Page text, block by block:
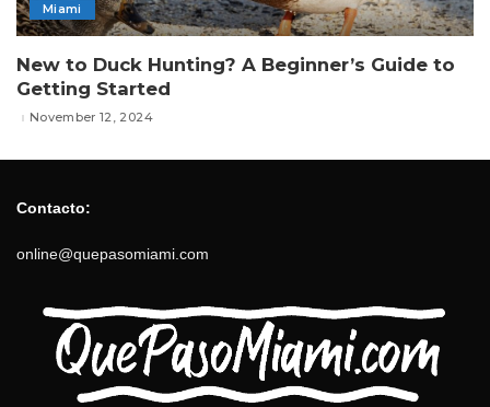
Miami
New to Duck Hunting? A Beginner’s Guide to
Getting Started
November 12, 2024
Contacto:
online@quepasomiami.com